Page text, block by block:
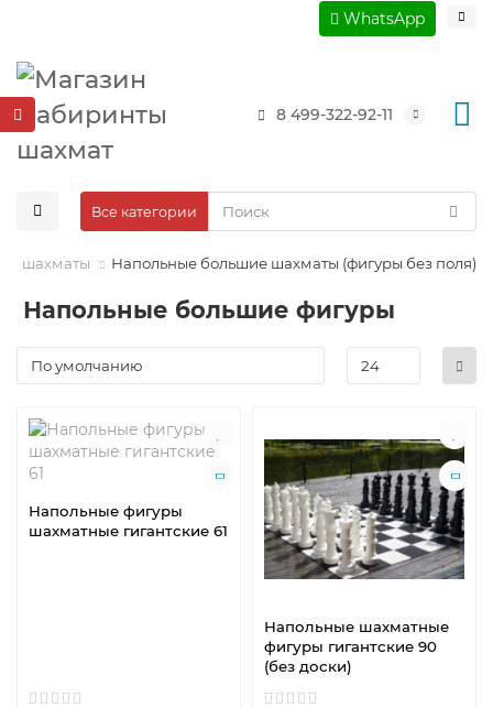
WhatsApp
8 499-322-92-11
Все категории
шахматы Напольные большие шахматы (фигуры без поля)
Напольные большие фигуры
Напольные фигуры
шахматные гигантские 61
Напольные шахматные
фигуры гигантские 90
(без доски)